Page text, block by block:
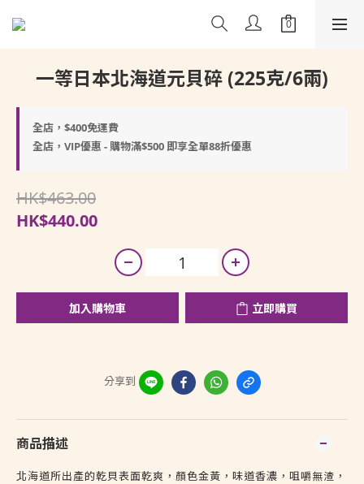
一等日本北海道元貝碎 (225克/6兩)
全店，$400免運費
全店，VIP優惠 - 購物滿$500 即享全單88折優惠
HK$463.00
HK$440.00
加入購物車 立即購買
分享到
商品描述
北海道所出產的乾貝表面乾爽，顏色金黃，味道香濃，咀嚼無渣，